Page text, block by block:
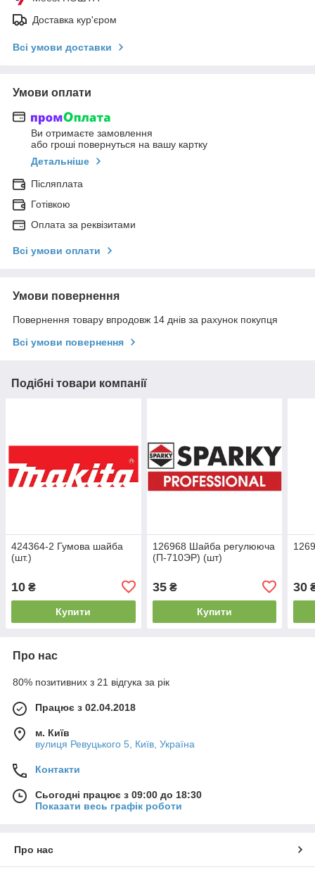
Доставка кур'єром
Всі умови доставки
Умови оплати
Ви отримаєте замовлення
або гроші повернуться на вашу картку
Детальніше
Післяплата
Готівкою
Оплата за реквізитами
Всі умови оплати
Умови повернення
Повернення товару впродовж 14 днів за рахунок покупця
Всі умови повернення
Подібні товари компанії
424364-2 Гумова шайба
(шт.)
10 ₴
Купити
126968 Шайба регулююча
(П-710ЭР) (шт)
35₴
Купити
30
Про нас
80% позитивних з 21 відгука за рік
Працює з 02.04.2018
м. Київ
вулиця Ревуцького 5, Київ, Україна
Контакти
Сьогодні працює з 09:00 до 18:30
Показати весь графік роботи
Про нас